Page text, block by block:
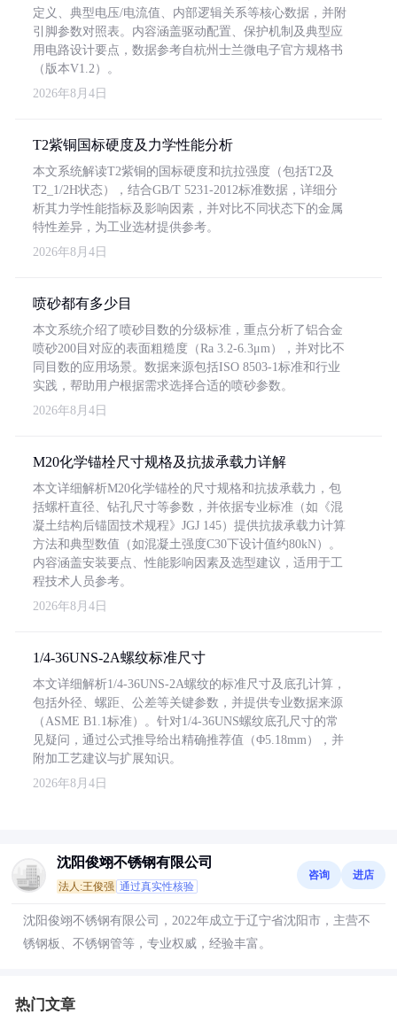
定义、典型电压/电流值、内部逻辑关系等核心数据，并附
引脚参数对照表。内容涵盖驱动配置、保护机制及典型应
用电路设计要点，数据参考自杭州士兰微电子官方规格书
（版本V1.2）。
2026年8月4日
T2紫铜国标硬度及力学性能分析
本文系统解读T2紫铜的国标硬度和抗拉强度（包括T2及
T2_1/2H状态），结合GB/T 5231-2012标准数据，详细分
析其力学性能指标及影响因素，并对比不同状态下的金属
特性差异，为工业选材提供参考。
2026年8月4日
喷砂都有多少目
本文系统介绍了喷砂目数的分级标准，重点分析了铝合金
喷砂200目对应的表面粗糙度（Ra 3.2-6.3μm），并对比不
同目数的应用场景。数据来源包括ISO 8503-1标准和行业
实践，帮助用户根据需求选择合适的喷砂参数。
2026年8月4日
M20化学锚栓尺寸规格及抗拔承载力详解
本文详细解析M20化学锚栓的尺寸规格和抗拔承载力，包
括螺杆直径、钻孔尺寸等参数，并依据专业标准（如《混
凝土结构后锚固技术规程》JGJ 145）提供抗拔承载力计算
方法和典型数值（如混凝土强度C30下设计值约80kN）。
内容涵盖安装要点、性能影响因素及选型建议，适用于工
程技术人员参考。
2026年8月4日
1/4-36UNS-2A螺纹标准尺寸
本文详细解析1/4-36UNS-2A螺纹的标准尺寸及底孔计算，
包括外径、螺距、公差等关键参数，并提供专业数据来源
（ASME B1.1标准）。针对1/4-36UNS螺纹底孔尺寸的常
见疑问，通过公式推导给出精确推荐值（Φ5.18mm），并
附加工艺建议与扩展知识。
2026年8月4日
沈阳俊翊不锈钢有限公司
法人:王俊强 通过真实性核验
咨询 进店
沈阳俊翊不锈钢有限公司，2022年成立于辽宁省沈阳市，主营不
锈钢板、不锈钢管等，专业权威，经验丰富。
热门文章